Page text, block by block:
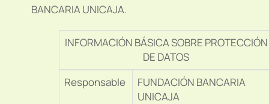
BANCARIA UNICAJA.
INFORMACIÓN BÁSICA SOBRE PROTECCIÓN
DE DATOS
Responsable
FUNDACIÓN BANCARIA
UNICAJA